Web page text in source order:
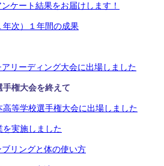
ケート結果をお届けします！
年次）１年間の成果
リーディング大会に出場しました
手権大会を終えて
高等学校選手権大会に出場しました
を実施しました
ブリングと体の使い方